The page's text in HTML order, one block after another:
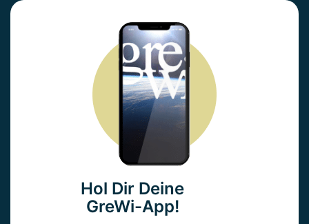
Hol Dir Deine
GreWi-App!